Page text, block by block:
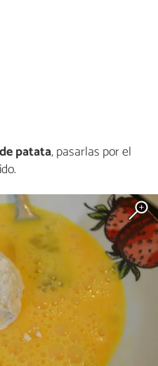
patata, pasarlas por el